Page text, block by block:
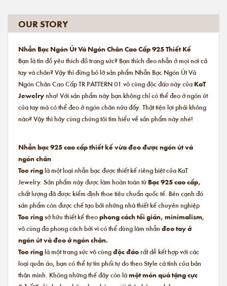
OUR STORY
Nhẫn Bạc Ngón Út Và Ngón Chân Cao Cấp 925 Thiết Kế
Bạn là tín đồ yêu thích đồ trang sức? Bạn thích đeo nhẫn ở mọi nơi cả
tay và chân? Vậy thì đừng bỏ lỡ sản phẩm Nhẫn Bạc Ngón Út Và
Ngón Chân Cao Cấp TR PATTERN 01 vô cùng độc đáo này của KaT
Jewelrynha! Với sản phẩm này bạn không chỉ có thể đeo ở ngón út
của tay mà có thể đeo ở ngón chân nữa đấy. Thật tiện lợi phải không
nào? Vậy thì hãy cùng chúng tôi tìm hiểu về sản phẩm này nhé!
Nhẫn bạc 925 cao cấp thiết kế vừa đeo được ngón út và
ngón chân
Toe ringlà một loại nhẫn bạc được thiết kế riêng biệt của KaT
Jewelry. Sản phẩm này được làm hoàn toàn từ Bạc 925 cao cấp,
chất lượng đã được kiểm định thoe tiêu chuẩn quốc tế. Bên cạnh đó
sản phẩm còn được chế tạo bởi những nhà thiết kế chuyên nghiệp
Toe ringsở hữu thiết kế theophong cách tối giản, minimalism,
vô cùng đa phong cách bởi vì có thể dùng làm nhẫn đeo tay ở
ngón út và đeo ở ngón chân.
Toe ringlà một trang sức vô cùngđộc đáorất dễ kết hợp với các
loại quần áo, bạn có thể tự tin phối tự do theo Style cá tính của bản
thân mình. Không những thế đây còn làmột món quà tặng cực